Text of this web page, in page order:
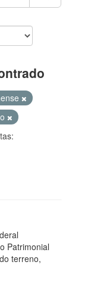
Patrimonial
terreno,